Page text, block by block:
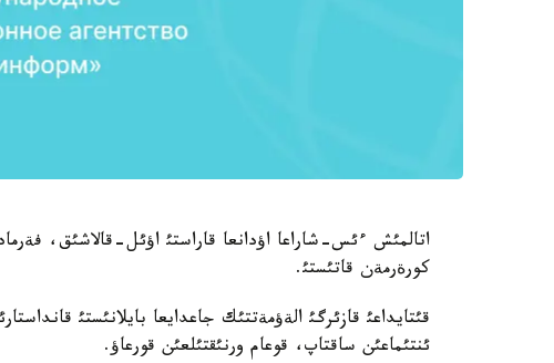
اتالمئش ءئس-شاراعا اؤدانعا قاراستئ اؤئل-قالاشئق،
كورةرمةن قاتئستئ.
قئتايداعئ قازئرگئ الةؤمةتتئك جاعدايعا بايلانئستئ
ئنتئماعئن ساقتاپ، قوعام ورنئقتئلعئن قورعاؤ.